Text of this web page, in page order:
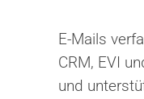
E-Mails
CRM, EVI
und